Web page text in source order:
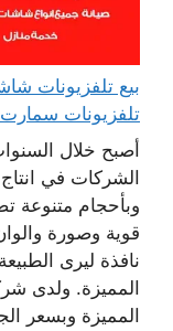
تلفزيونات
أصبح خلال
الشركات في
قوية وصورة
نافذة ليرى
المميزة. ولدى
المميزة وبسعر